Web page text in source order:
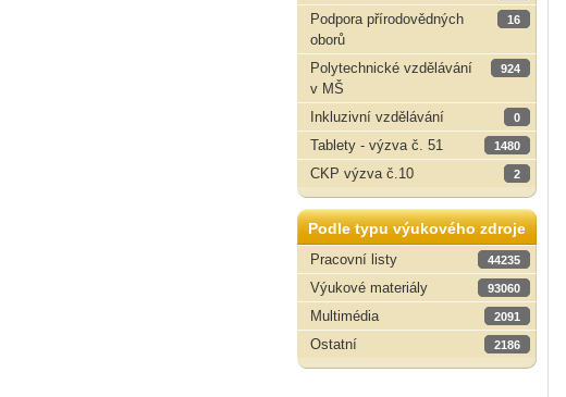
Podpora přírodovědných
oborů
16
Polytechnické vzdělávání
v MŠ
924
Inkluzivní vzdělávání 0
Tablety - výzva č. 51 1480
CKP výzva č.10 2
Podle typu výukového zdroje
Pracovní listy
44235
Výukové materiály 93060
Multimédia 2091
Ostatní 2186